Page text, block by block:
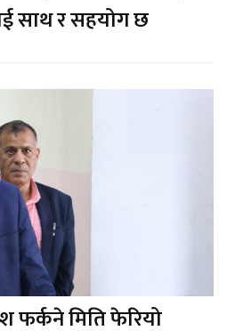
साथ र सहयोग छ
फर्कने मिति फेरियो